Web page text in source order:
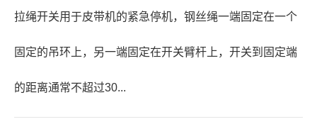
拉绳开关用于皮带机的紧急停机，钢丝绳一端固定在一个
固定的吊环上，另一端固定在开关臂杆上，开关到固定端
的距离通常不超过30...